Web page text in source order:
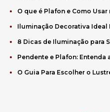
O que é Plafon e Como
Iluminação Decorativa Ideal
8 Dicas de Iluminação para
Pendente e Plafon: Entenda
O Guia Para Escolher o